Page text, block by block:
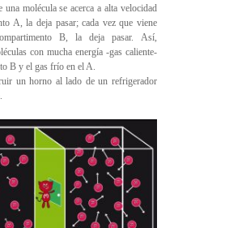
una molécula se acerca a alta velocidad
A, la deja pasar; cada vez que viene
B, la deja pasar. Así,
con mucha energía -gas caliente-
B y el gas frío en el A.
un horno al lado de un refrigerador